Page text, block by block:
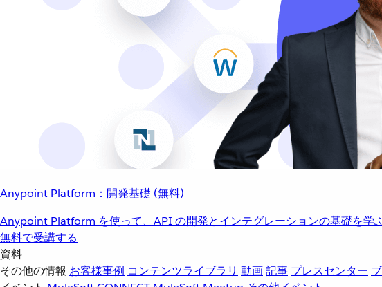
Anypoint Platform：開発基礎 (無料)
Anypoint Platform を使って、API の開発とインテグレーションの基礎を学
無料で受講する
資料
その他の情報 お客様事例 コンテンツライブラリ 動画記事 プレスセンター